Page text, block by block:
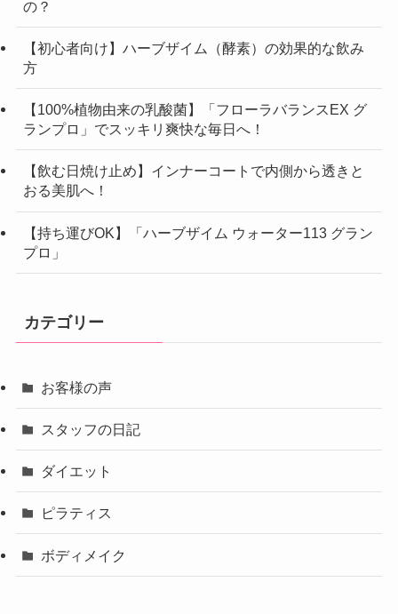
の？
【初心者向け】ハーブザイム（酵素）の効果的な飲み
方
【100%植物由来の乳酸菌】「フローラバランスEX グ
ランプロ」でスッキリ爽快な毎日へ！
【飲む日焼け止め】インナーコートで内側から透きと
おる美肌へ！
【持ち運びOK】「ハーブザイム ウォーター113 グラン
プロ」
カテゴリー
お客様の声
スタッフの日記
ダイエット
ピラティス
ボディメイク